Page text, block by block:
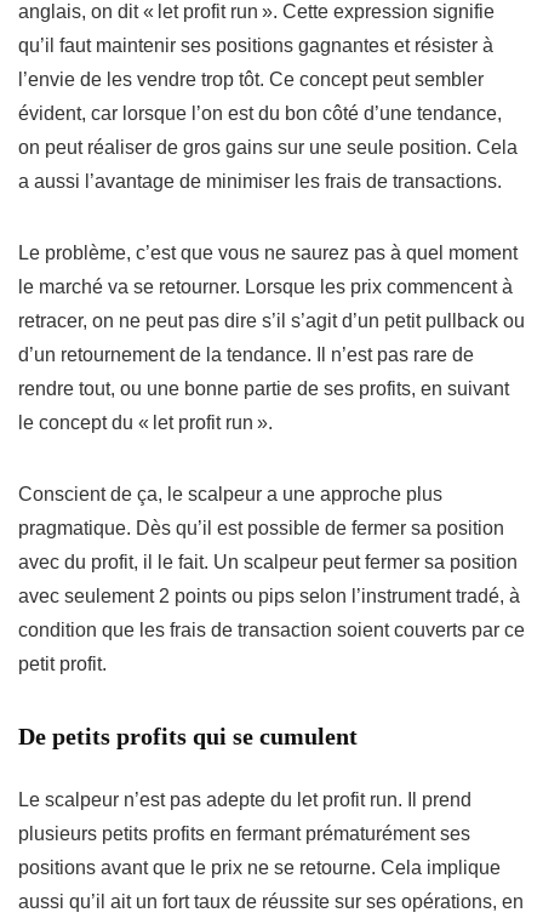
anglais, on dit « let profit run ». Cette expression signifie
qu’il faut maintenir ses positions gagnantes et résister à
l’envie de les vendre trop tôt. Ce concept peut sembler
évident, car lorsque l’on est du bon côté d’une tendance,
on peut réaliser de gros gains sur une seule position. Cela
a aussi l’avantage de minimiser les frais de transactions.
Le problème, c’est que vous ne saurez pas à quel moment
le marché va se retourner. Lorsque les prix commencent à
retracer, on ne peut pas dire s’il s’agit d’un petit pullback ou
d’un retournement de la tendance. Il n’est pas rare de
rendre tout, ou une bonne partie de ses profits, en suivant
le concept du « let profit run ».
Conscient de ça, le scalpeur a une approche plus
pragmatique. Dès qu’il est possible de fermer sa position
avec du profit, il le fait. Un scalpeur peut fermer sa position
avec seulement 2 points ou pips selon l’instrument tradé, à
condition que les frais de transaction soient couverts par ce
petit profit.
De petits profits qui se cumulent
Le scalpeur n’est pas adepte du let profit run. Il prend
plusieurs petits profits en fermant prématurément ses
positions avant que le prix ne se retourne. Cela implique
aussi qu’il ait un fort taux de réussite sur ses opérations, en